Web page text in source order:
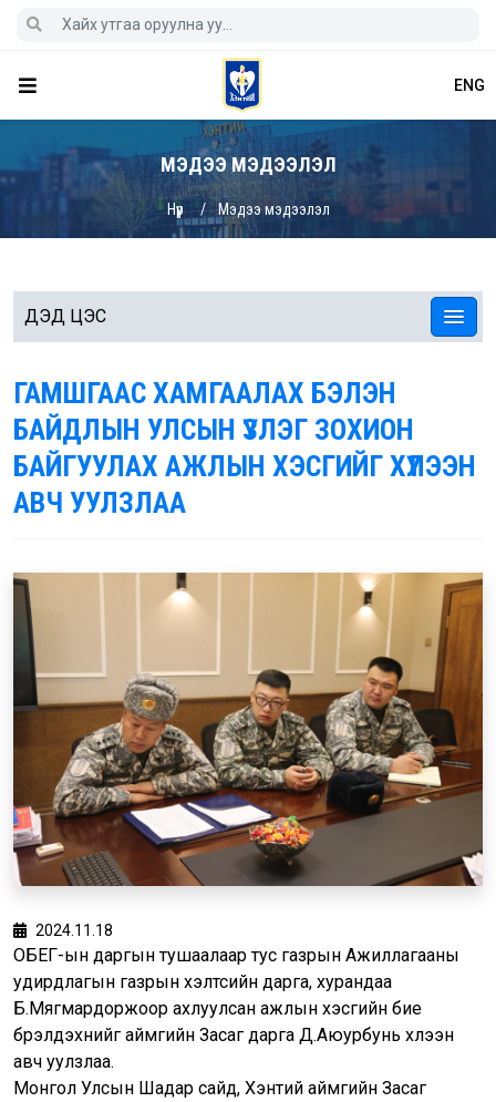
ENG
МЭДЭЭ МЭДЭЭЛЭЛ
Нүүр Мэдээ мэдээлэл
ДЭД ЦЭС
ГАМШГААС ХАМГААЛАХ БЭЛЭН
БАЙДЛЫН УЛСЫН ҮЗЛЭГ ЗОХИОН
БАЙГУУЛАХ АЖЛЫН ХЭСГИЙГ ХҮЛЭЭН
АВЧ УУЛЗЛАА
2024.11.18
ОБЕГ-ын даргын тушаалаар тус газрын Ажиллагааны
удирдлагын газрын хэлтсийн дарга, хурандаа
Б.Мягмардоржоор ахлуулсан ажлын хэсгийн бие
бүрэлдэхүүнийг аймгийн Засаг дарга Д.Аюурбунь хүлээн
авч уулзлаа.
Монгол Улсын Шадар сайд, Хэнтий аймгийн Засаг